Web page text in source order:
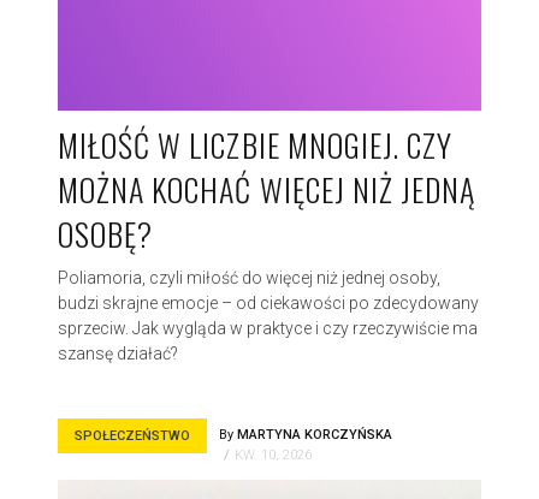
MIŁOŚĆ W LICZBIE MNOGIEJ. CZY
MOŻNA KOCHAĆ WIĘCEJ NIŻ JEDNĄ
OSOBĘ?
Poliamoria, czyli miłość do więcej niż jednej osoby,
budzi skrajne emocje – od ciekawości po zdecydowany
sprzeciw. Jak wygląda w praktyce i czy rzeczywiście ma
szansę działać?
SPOŁECZEŃSTWO By MARTYNA KORCZYŃSKA
KW. 10, 2026